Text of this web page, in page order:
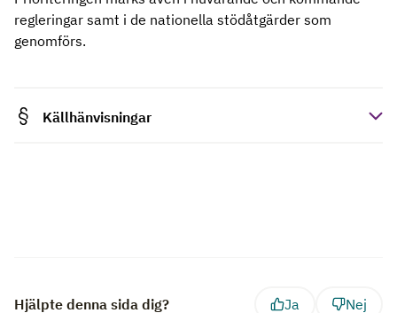
regleringar samt i de nationella stödåtgärder som
genomförs.
Källhänvisningar
Hjälpte denna sida dig? Ja Nej